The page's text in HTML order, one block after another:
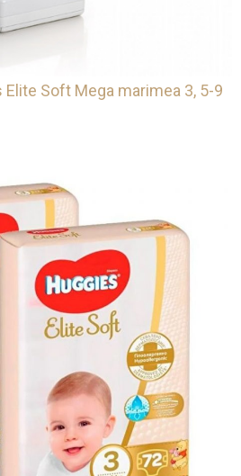
Soft Mega marimea 3, 5-9